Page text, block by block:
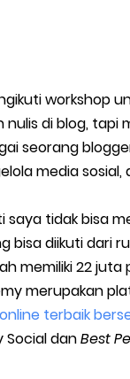
workshop
di blog, tapi
seorang
media sosial,
saya tidak bisa
bisa diikuti dari
memiliki 22 juta
merupakan
terbaik
Social danBest